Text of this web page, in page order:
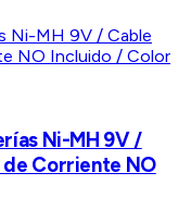
Ni-MH 9V /
de Corriente NO